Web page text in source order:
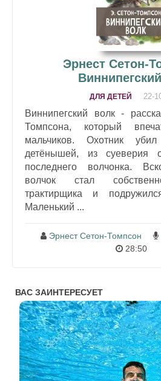
Эрнест Сетон-
ДЛЯ ДЕТЕЙ 22-
Виннипегский волк -
Томпсона, который
мальчиков. Охотник
детёнышей, из суеверия
последнего волчонка.
волчок стал
трактирщика и
Маленький ...
Эрнест Сетон-Томпсон
28:50